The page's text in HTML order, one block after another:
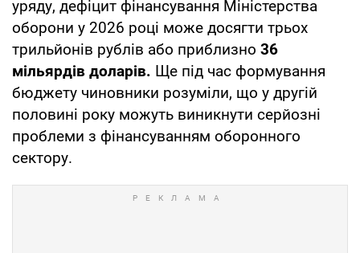
уряду, дефіцит фінансування Міністерства
оборони у 2026 році може досягти трьох
трильйонів рублів або приблизно 36
мільярдів доларів. Ще під час формування
бюджету чиновники розуміли, що у другій
половині року можуть виникнути серйозні
проблеми з фінансуванням оборонного
сектору.